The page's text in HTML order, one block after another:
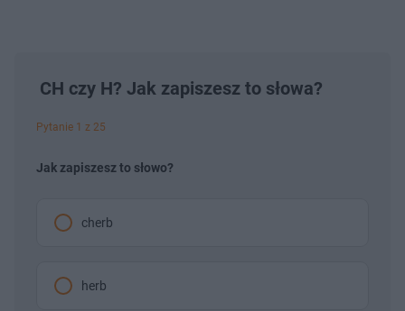
CH czy H? Jak zapiszesz to słowa?
Pytanie 1 z 25
Jak zapiszesz to słowo?
cherb
herb